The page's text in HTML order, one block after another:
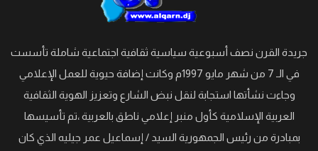
جريدة القرن نصف أسبوعية سياسية ثقافية اجتماعية شاملة تأسست
في الـ 7 من شهر مايو 1997م وكانت إضافة حيوية للعمل الإعلامي
وجاءت نشأتها استجابة لنقل نبض الشارع وتعزيز الهوية الثقافية
العربية الإسلامية كأول منبر إعلامي ناطق بالعربية ،تم تأسيسها
بمبادرة من رئيس الجمهورية السيد / إسماعيل عمر جيليه الذي كان